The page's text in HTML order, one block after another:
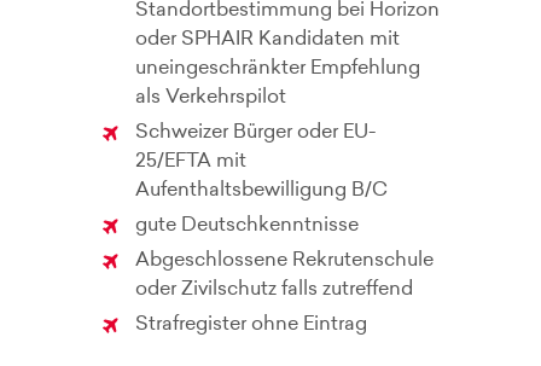
Standortbestimmung bei Horizon
oder SPHAIR Kandidaten mit
uneingeschränkter Empfehlung
als Verkehrspilot
Schweizer Bürger oder EU-
25/EFTA mit
Aufenthaltsbewilligung B/C
gute Deutschkenntnisse
Abgeschlossene Rekrutenschule
oder Zivilschutz falls zutreffend
Strafregister ohne Eintrag